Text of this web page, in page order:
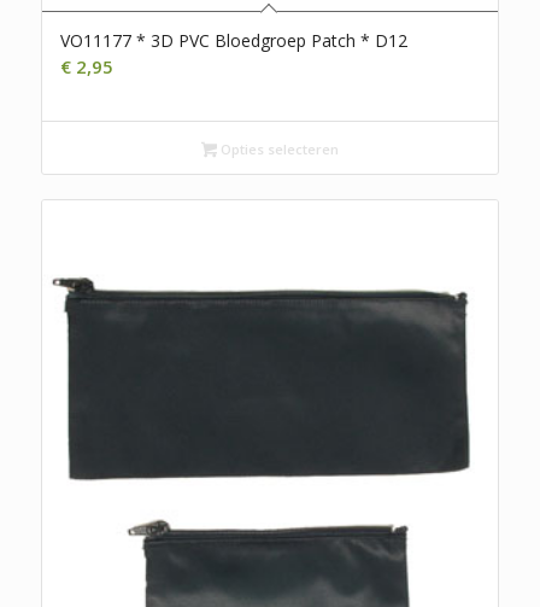
VO11177 * 3D PVC Bloedgroep Patch * D12
€2,95
Opties selecteren